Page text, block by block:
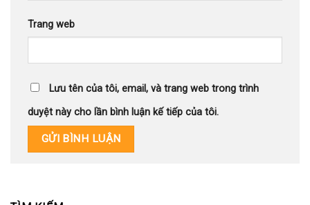
Trang web
Lưu tên của tôi, email, và trang web trong trình
duyệt này cho lần bình luận kế tiếp của tôi.